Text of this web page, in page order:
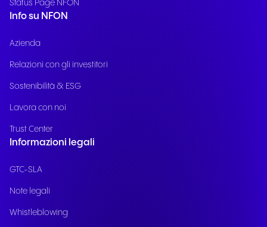
Status Page NFON
Info su NFON
Azienda
Relazioni con gli investitori
Sostenibilità & ESG
Lavora con noi
Trust Center
Informazioni legali
GTC-SLA
Note legali
Whistleblowing